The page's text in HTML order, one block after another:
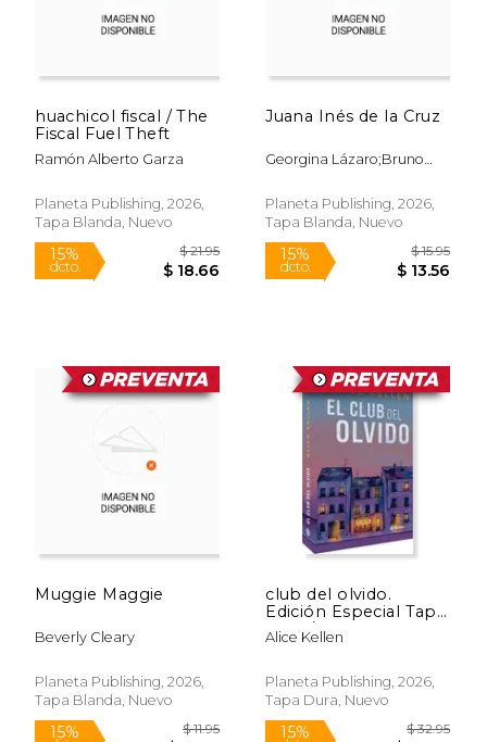
Rápido
15%
dcto.
huachicol fiscal / The
Fiscal Fuel Theft
Ramón Alberto Garza
Planeta Publishing, 2026,
Tapa Blanda, Nuevo
Juana Inés de la Cruz
Georgina Lázaro;Bruno
Planeta Publishing, 2026,
Tapa Blanda, Nuevo
Muggie Maggie
Beverly Cleary
Planeta Publishing, 2026,
Tapa Blanda, Nuevo
club del olvido.
Edición Especial Tapa
Dura / The
Forgetfulness Club.
Alice Kellen
Planeta Publishing, 2026,
Tapa Dura, Nuevo